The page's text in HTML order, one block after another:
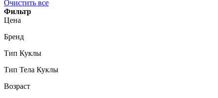
Очистить все
Фильтр
Цена
Бренд
Тип Куклы
Тип Тела Куклы
Возраст